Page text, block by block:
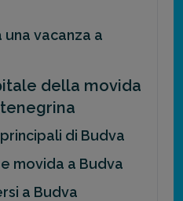
una vacanza a
della movida
di Budva
movida a Budva
a Budva